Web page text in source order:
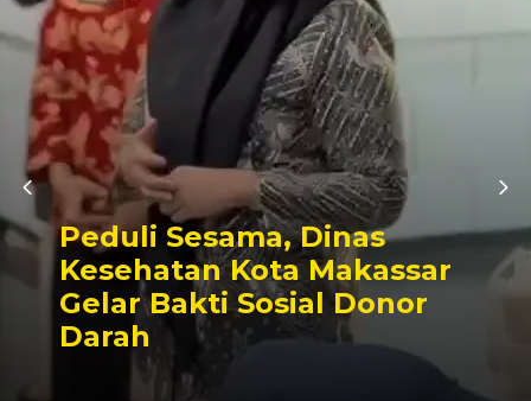
Kunjungan Perdana ke
Parlemen, Kapolres AKBP
Douglas Mahendrajaya
Diterima Hangat Pimpinan
DPRD Wajo